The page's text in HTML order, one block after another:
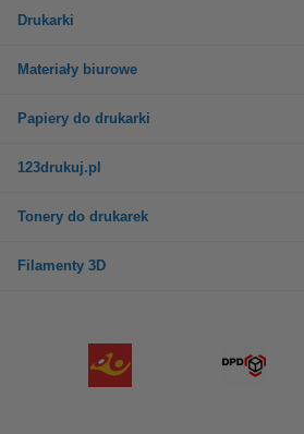
Drukarki
Materiały biurowe
Papiery do drukarki
123drukuj.pl
Tonery do drukarek
Filamenty 3D